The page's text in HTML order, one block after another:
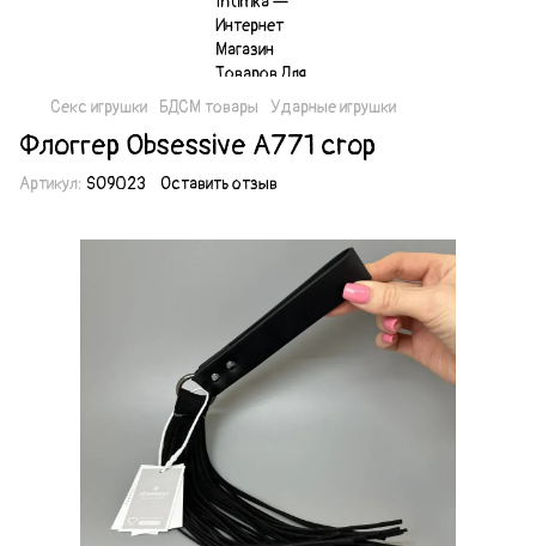
Секс игрушки БДСМ товары Ударные игрушки
Флоггер Obsessive A771 crop
Артикул: SO9023 Оставить отзыв